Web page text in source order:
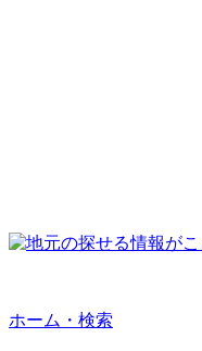
ホーム・検索